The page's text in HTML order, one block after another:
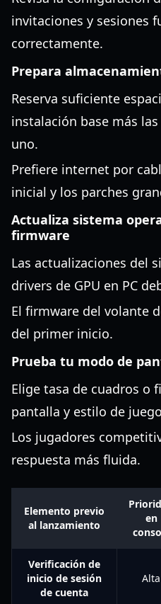
invitaciones y sesiones
correctamente.
Prepara
Reserva suficiente
instalación base más
uno.
Prefiere internet por
inicial y los parches
Actualiza sistema
firmware
Las actualizaciones del
drivers de GPU en PC
El firmware del volante
del primer inicio.
Prueba tu modo de
Elige tasa de cuadros o
pantalla y estilo de
Los jugadores
respuesta más fluida.
Elemento previo
al lanzamiento
en
Verificación de
inicio de sesión
de cuenta
Alta